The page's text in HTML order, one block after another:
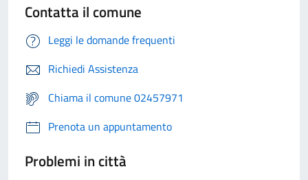
Contatta il comune
Leggi le domande frequenti
Richiedi Assistenza
Chiama il comune 02457971
Prenota un appuntamento
Problemi in città